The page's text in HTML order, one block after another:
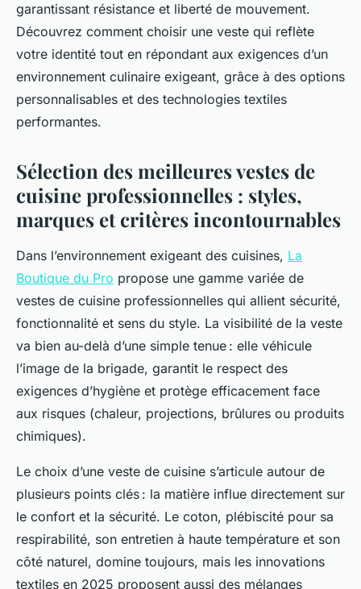
garantissant résistance et liberté de mouvement.
Découvrez comment choisir une veste qui reflète
votre identité tout en répondant aux exigences d’un
environnement culinaire exigeant, grâce à des options
personnalisables et des technologies textiles
performantes.
Sélection des meilleures vestes de
cuisine professionnelles : styles,
marques et critères incontournables
Dans l’environnement exigeant des cuisines, La
Boutique du Pro propose une gamme variée de
vestes de cuisine professionnelles qui allient sécurité,
fonctionnalité et sens du style. La visibilité de la veste
va bien au-delà d’une simple tenue : elle véhicule
l’image de la brigade, garantit le respect des
exigences d’hygiène et protège efficacement face
aux risques (chaleur, projections, brûlures ou produits
chimiques).
Le choix d’une veste de cuisine s’articule autour de
plusieurs points clés : la matière influe directement sur
le confort et la sécurité. Le coton, plébiscité pour sa
respirabilité, son entretien à haute température et son
côté naturel, domine toujours, mais les innovations
textiles en 2025 proposent aussi des mélanges